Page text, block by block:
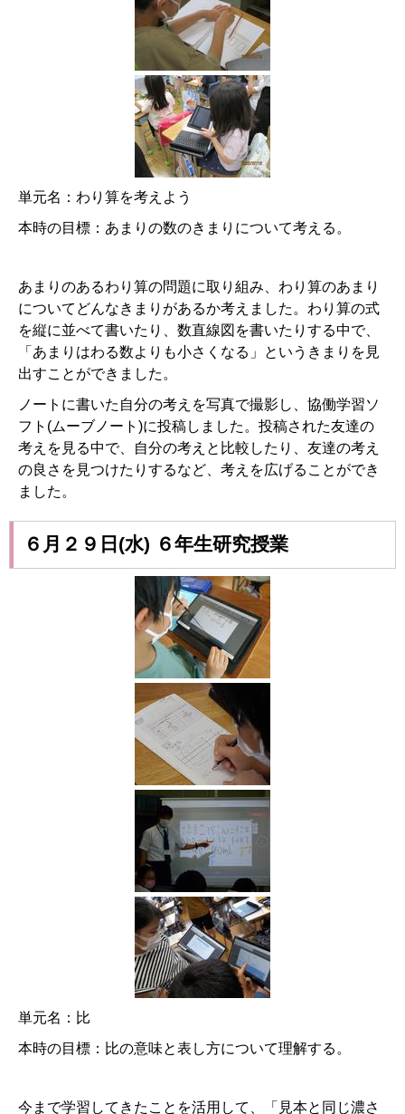
単元名：わり算を考えよう
本時の目標：あまりの数のきまりについて考える。
あまりのあるわり算の問題に取り組み、わり算のあまり
についてどんなき まりがあるか考えました。わり算の式
を縦に並べて書いたり、数直線図を書いたりする中で、
「あまりはわる数よりも小さくなる」というきまりを見
出すことができました。
ノートに書いた自分の考えを写真で撮影し、協働学習ソ
フト (ムーブノート )に投稿しました。投稿された友達の
考えを見る中で、自分の考えと比較したり、友達の考え
の良さを見つけたりするなど、考えを広げることができ
ました。
６月２９日(水) ６年生研究授業
単元名：比
本時の目標：比の意味と表し方について理解する。
今まで学習してきたことを活用して、「見本と同じ濃さ